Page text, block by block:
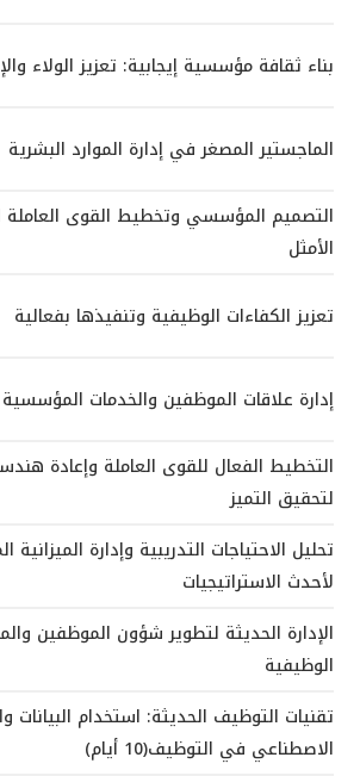
بناء ثقافة مؤسسية إيجابية: تعزيز الولاء
الماجستير المصغر في إدارة الموارد البشرية
التصميم المؤسسي وتخطيط القوى العاملة
الأمثل
تعزيز الكفاءات الوظيفية وتنفيذها بفعالية
إدارة علاقات الموظفين والخدمات المؤسسية
التخطيط الفعال للقوى العاملة وإعادة
لتحقيق التميز
تحليل الاحتياجات التدريبية وإدارة الميزانية
لأحدث الاستراتيجيات
الإدارة الحديثة لتطوير شؤون الموظفين
الوظيفية
تقنيات التوظيف الحديثة: استخدام البيانات
الاصطناعي في التوظيف(10 أيام)